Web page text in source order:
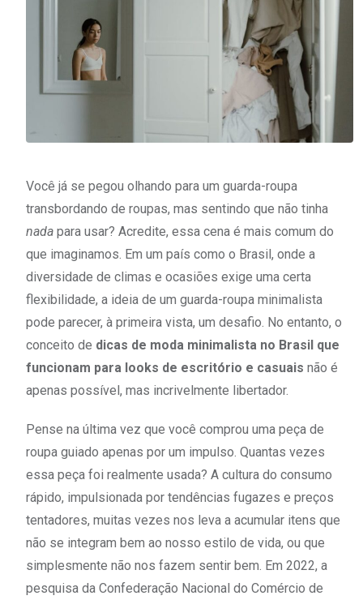
Você já se pegou olhando para um guarda-roupa
transbordando de roupas, mas sentindo que não tinha
nada para usar? Acredite, essa cena é mais comum do
que imaginamos. Em um país como o Brasil, onde a
diversidade de climas e ocasiões exige uma certa
flexibilidade, a ideia de um guarda-roupa minimalista
pode parecer, à primeira vista, um desafio. No entanto, o
conceito de dicas de moda minimalista no Brasil que
funcionam para looks de escritório e casuais não é
apenas possível, mas incrivelmente libertador.
Pense na última vez que você comprou uma peça de
roupa guiado apenas por um impulso. Quantas vezes
essa peça foi realmente usada? A cultura do consumo
rápido, impulsionada por tendências fugazes e preços
tentadores, muitas vezes nos leva a acumular itens que
não se integram bem ao nosso estilo de vida, ou que
simplesmente não nos fazem sentir bem. Em 2022, a
pesquisa da Confederação Nacional do Comércio de